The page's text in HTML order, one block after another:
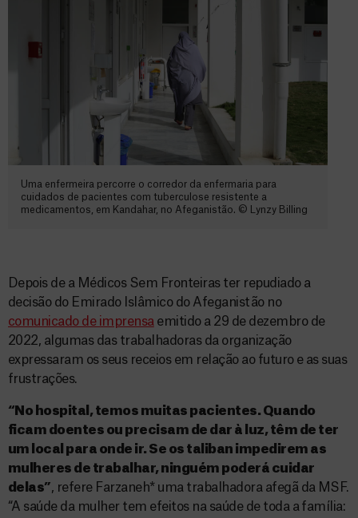
Uma enfermeira percorre o corredor da enfermaria para
cuidados de pacientes com tuberculose resistente a
medicamentos, em Kandahar, no Afeganistão. © Lynzy Billing
Depois de a Médicos Sem Fronteiras ter repudiado a
decisão do Emirado Islâmico do Afeganistão no
comunicado de imprensa emitido a 29 de dezembro de
2022, algumas das trabalhadoras da organização
expressaram os seus receios em relação ao futuro e as suas
frustrações.
“No hospital, temos muitas pacientes. Quando
ficam doentes ou precisam de dar à luz, têm de ter
um local para onde ir. Se os taliban impedirem as
mulheres de trabalhar, ninguém poderá cuidar
delas”, refere Farzaneh* uma trabalhadora afegã da MSF.
“A saúde da mulher tem efeitos na saúde de toda a família: